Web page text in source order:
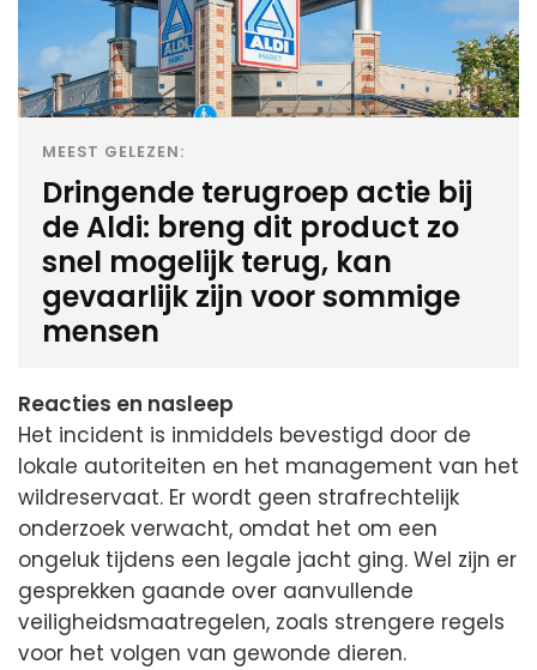
MEEST GELEZEN:
Dringende terugroep actie bij
de Aldi: breng dit product zo
snel mogelijk terug, kan
gevaarlijk zijn voor sommige
mensen
Reacties en nasleep
Het incident is inmiddels bevestigd door de
lokale autoriteiten en het management van het
wildreservaat. Er wordt geen strafrechtelijk
onderzoek verwacht, omdat het om een
ongeluk tijdens een legale jacht ging. Wel zijn er
gesprekken gaande over aanvullende
veiligheidsmaatregelen, zoals strengere regels
voor het volgen van gewonde dieren.